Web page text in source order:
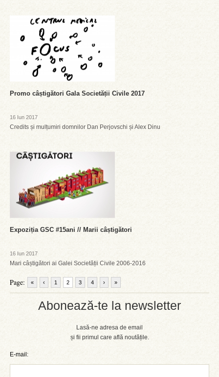
Abonează-te la newsletter
Lasă-ne adresa de email
și fii primul care află noutățile.
E-mail:
Promo câștigători Gala Societății Civile 2017
16 Iun 2017
Credits și mulțumiri domnilor Dan Perjovschi și Alex Dinu
Expoziția GSC #15ani // Marii câștigători
16 Iun 2017
Mari câștigători ai Galei Societății Civile 2006-2016
Page: « ‹ 1 2 3 4 › »